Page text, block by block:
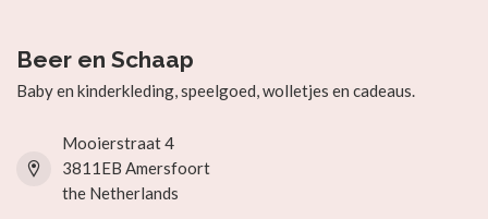
Beer en Schaap
Baby en kinderkleding, speelgoed, wolletjes en cadeaus.
Mooierstraat 4
3811EB Amersfoort
the Netherlands